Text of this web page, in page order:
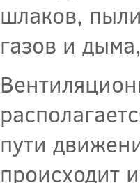
шлаков,
газов и
пути
происходит